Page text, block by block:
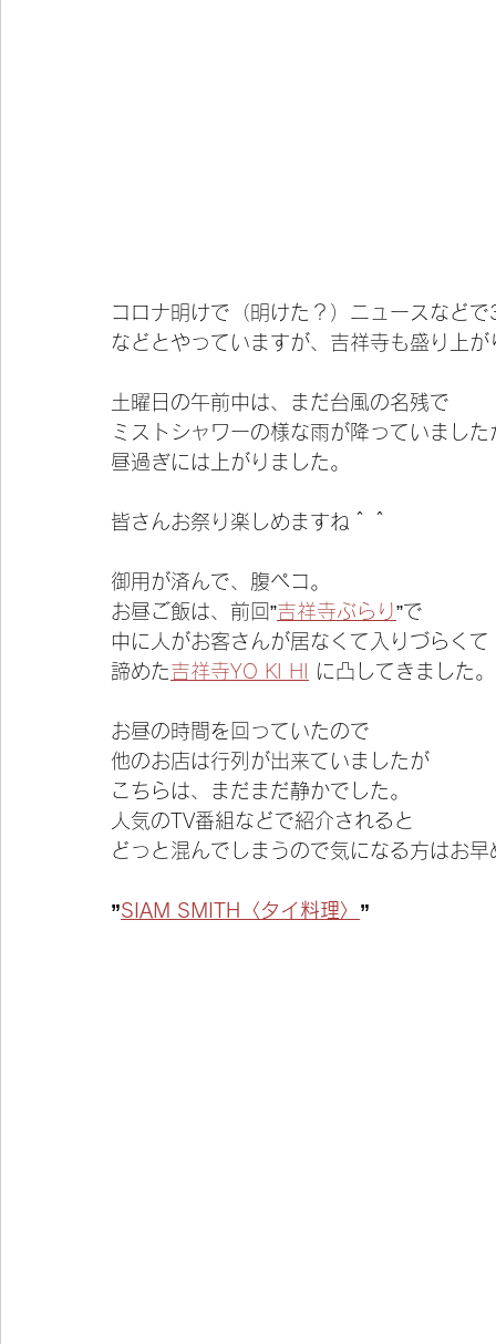
コロナ明けで（明けた？）ニュースなど
などとやっていますが、吉祥寺も盛り上
土曜日の午前中は、まだ台風の名残で
ミストシャワーの様な雨が降っていました
昼過ぎには上がりました。
皆さんお祭り楽しめますね＾＾
御用が済んで、腹ペコ。
お昼ご飯は、前回”吉祥寺ぶらり”で
中に人がお客さんが居なくて入りづらくて
諦めた吉祥寺YO KI HI に凸してきました。
お昼の時間を回っていたので
他のお店は行列が出来ていましたが
こちらは、まだまだ静かでした。
人気のTV番組などで紹介されると
どっと混んでしまうので気になる方はお早
”SIAM SMITH〈タイ料理〉 ”